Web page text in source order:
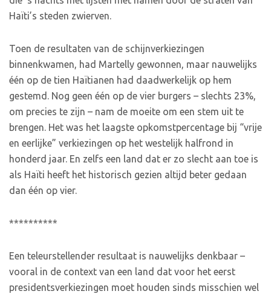
Haïti’s steden zwierven.
Toen de resultaten van de schijnverkiezingen
binnenkwamen, had Martelly gewonnen, maar nauwelijks
één op de tien Haïtianen had daadwerkelijk op hem
gestemd. Nog geen één op de vier burgers – slechts 23%,
om precies te zijn – nam de moeite om een stem uit te
brengen. Het was het laagste opkomstpercentage bij “vrije
en eerlijke” verkiezingen op het westelijk halfrond in
honderd jaar. En zelfs een land dat er zo slecht aan toe is
als Haïti heeft het historisch gezien altijd beter gedaan
dan één op vier.
**********
Een teleurstellender resultaat is nauwelijks denkbaar –
vooral in de context van een land dat voor het eerst
presidentsverkiezingen moet houden sinds misschien wel